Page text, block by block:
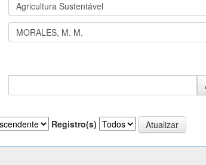
Registro(s)